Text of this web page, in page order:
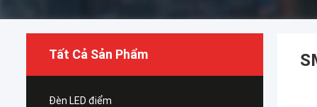
Tất Cả Sản Phẩm
Đèn LED điểm